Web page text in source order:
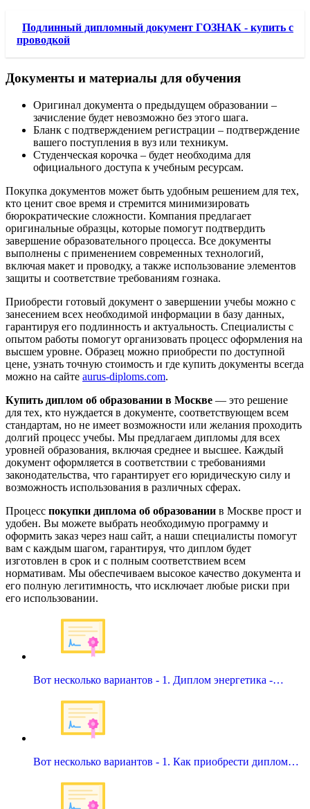
Подлинный дипломный документ ГОЗНАК - купить с
проводкой
Документы и материалы для обучения
Оригинал документа о предыдущем образовании –
зачисление будет невозможно без этого шага.
Бланк с подтверждением регистрации – подтверждение
вашего поступления в вуз или техникум.
Студенческая корочка – будет необходима для
официального доступа к учебным ресурсам.
Покупка документов может быть удобным решением для тех,
кто ценит свое время и стремится минимизировать
бюрократические сложности. Компания предлагает
оригинальные образцы, которые помогут подтвердить
завершение образовательного процесса. Все документы
выполнены с применением современных технологий,
включая макет и проводку, а также использование элементов
защиты и соответствие требованиям гознака.
Приобрести готовый документ о завершении учебы можно с
занесением всех необходимой информации в базу данных,
гарантируя его подлинность и актуальность. Специалисты с
опытом работы помогут организовать процесс оформления на
высшем уровне. Образец можно приобрести по доступной
цене, узнать точную стоимость и где купить документы всегда
можно на сайте aurus-diploms.com.
Купить диплом об образовании в Москве — это решение
для тех, кто нуждается в документе, соответствующем всем
стандартам, но не имеет возможности или желания проходить
долгий процесс учебы. Мы предлагаем дипломы для всех
уровней образования, включая среднее и высшее. Каждый
документ оформляется в соответствии с требованиями
законодательства, что гарантирует его юридическую силу и
возможность использования в различных сферах.
Процесс покупки диплома об образовании в Москве прост и
удобен. Вы можете выбрать необходимую программу и
оформить заказ через наш сайт, а наши специалисты помогут
вам с каждым шагом, гарантируя, что диплом будет
изготовлен в срок и с полным соответствием всем
нормативам. Мы обеспечиваем высокое качество документа и
его полную легитимность, что исключает любые риски при
его использовании.
Вот несколько вариантов - 1. Диплом энергетика -…
Вот несколько вариантов - 1. Как приобрести диплом…